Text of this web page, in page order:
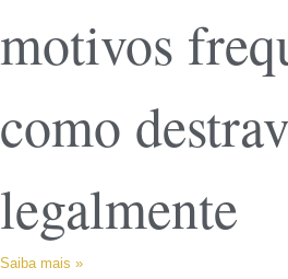
motivos
como
legalmente
Saiba mais »